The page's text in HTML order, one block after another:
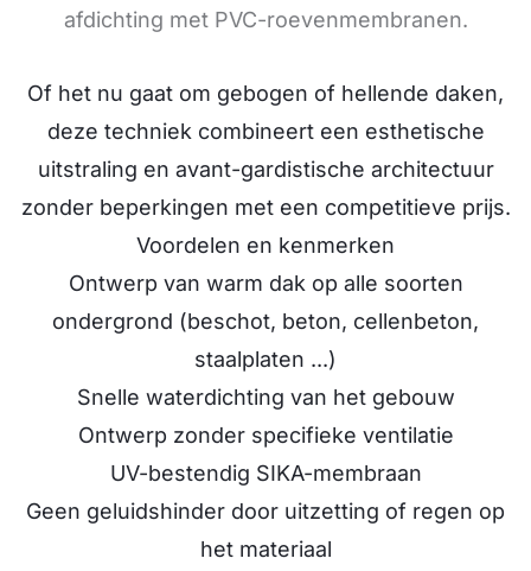
afdichting met PVC-roevenmembranen.
Of het nu gaat om gebogen of hellende daken,
deze techniek combineert een esthetische
uitstraling en avant-gardistische architectuur
zonder beperkingen met een competitieve prijs.
Voordelen en kenmerken
Ontwerp van warm dak op alle soorten
ondergrond (beschot, beton, cellenbeton,
staalplaten ...)
Snelle waterdichting van het gebouw
Ontwerp zonder specifieke ventilatie
UV-bestendig SIKA-membraan
Geen geluidshinder door uitzetting of regen op
het materiaal